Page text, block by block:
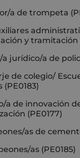
a de trompeta
y tramitación
a jurídico/a de
de colegio/
(PE0183)
a de innovación
(PE0177)
as de
as (PE0185)